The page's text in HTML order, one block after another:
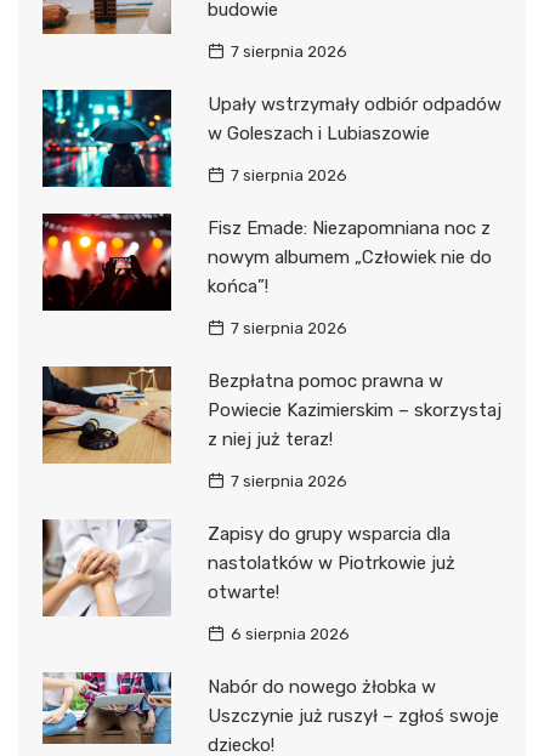
budowie
7 sierpnia 2026
Upały wstrzymały odbiór odpadów
w Goleszach i Lubiaszowie
7 sierpnia 2026
Fisz Emade: Niezapomniana noc z
nowym albumem „Człowiek nie do
końca”!
7 sierpnia 2026
Bezpłatna pomoc prawna w
Powiecie Kazimierskim – skorzystaj
z niej już teraz!
7 sierpnia 2026
Zapisy do grupy wsparcia dla
nastolatków w Piotrkowie już
otwarte!
6 sierpnia 2026
Nabór do nowego żłobka w
Uszczynie już ruszył – zgłoś swoje
dziecko!